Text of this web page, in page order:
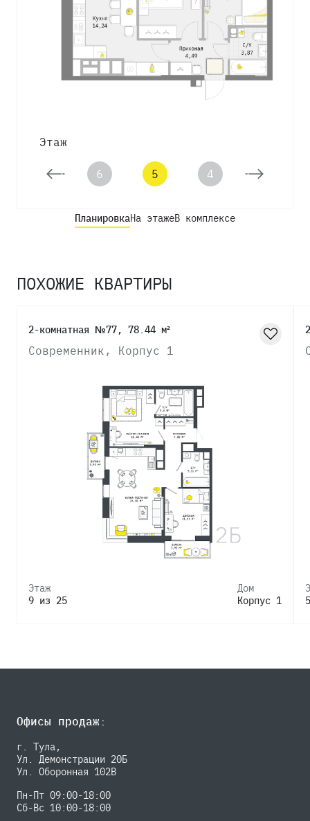
Этаж
9 6 5 4 3
ПланировкаНа этажеВ комплексе
ПОХОЖИЕ КВАРТИРЫ
2-комнатная №77, 78.44 м²
Современник, Корпус 1
Этаж
9 из 25
Дом
Корпус 1
Офисы продаж:
г. Тула,
Ул. Демонстрации 20Б
Ул. Оборонная 102В
Пн-Пт 09:00-18:00
Сб-Вс 10:00-18:00